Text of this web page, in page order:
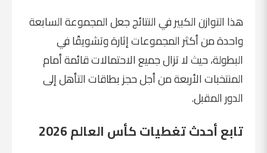
هذا التوازن الكبير في النتائج جعل المجموعة السابعة
واحدة من أكثر المجموعات إثارة وتشويقًا في
البطولة، حيث لا تزال جميع الاحتمالات قائمة أمام
المنتخبات الأربعة من أجل حجز بطاقات التأهل إلى
الدور المقبل.
تابع أحدث تغطيات كأس العالم 2026